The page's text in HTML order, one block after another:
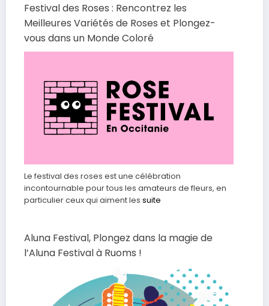
Festival des Roses : Rencontrez les
Meilleures Variétés de Roses et Plongez-
vous dans un Monde Coloré
Le festival des roses est une célébration
incontournable pour tous les amateurs de fleurs, en
particulier ceux qui aiment les suite
Aluna Festival, Plongez dans la magie de
l’Aluna Festival à Ruoms !